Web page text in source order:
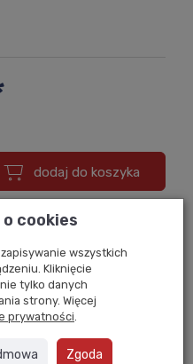
dodaj do koszyka
Zwrot
cookies
wszystkich
Kliknięcie
tylko danych
strony. Więcej
prywatności
Zgoda